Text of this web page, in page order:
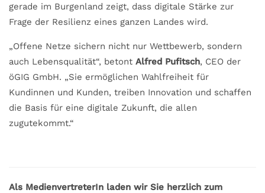
gerade im Burgenland zeigt, dass digitale Stärke zur
Frage der Resilienz eines ganzen Landes wird.
„Offene Netze sichern nicht nur Wettbewerb, sondern
auch Lebensqualität“, betont Alfred Pufitsch, CEO der
öGIG GmbH. „Sie ermöglichen Wahlfreiheit für
Kundinnen und Kunden, treiben Innovation und schaffen
die Basis für eine digitale Zukunft, die allen
zugutekommt.“
Als MedienvertreterIn laden wir Sie herzlich zum